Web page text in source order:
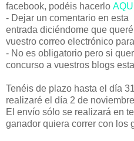
facebook, podéis hacerlo AQUÍ
- Dejar un comentario en esta
entrada diciéndome que
vuestro correo electrónico
- No es obligatorio pero si
concurso a vuestros blogs
Tenéis de plazo hasta el día
realizaré el día 2 de
El envío sólo se realizará en
ganador quiera correr con los